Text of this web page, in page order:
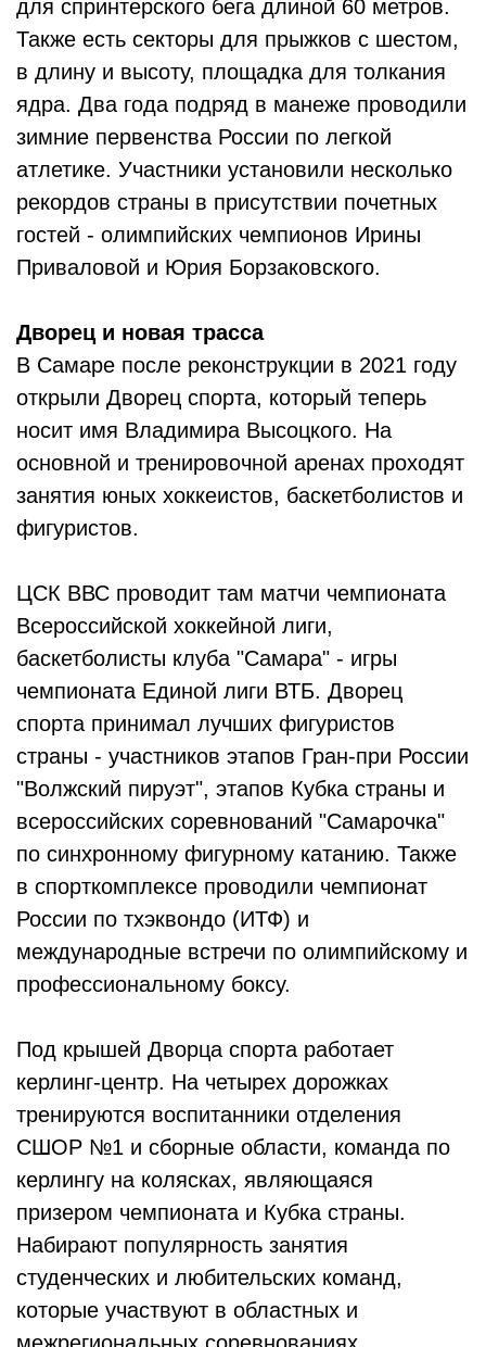
для спринтерского бега длиной 60 метров.
Также есть секторы для прыжков с шестом,
в длину и высоту, площадка для толкания
ядра. Два года подряд в манеже проводили
зимние первенства России по легкой
атлетике. Участники установили несколько
рекордов страны в присутствии почетных
гостей - олимпийских чемпионов Ирины
Приваловой и Юрия Борзаковского.
Дворец и новая трасса
В Самаре после реконструкции в 2021 году
открыли Дворец спорта, который теперь
носит имя Владимира Высоцкого. На
основной и тренировочной аренах проходят
занятия юных хоккеистов, баскетболистов и
фигуристов.
ЦСК ВВС проводит там матчи чемпионата
Всероссийской хоккейной лиги,
баскетболисты клуба "Самара" - игры
чемпионата Единой лиги ВТБ. Дворец
спорта принимал лучших фигуристов
страны - участников этапов Гран-при России
"Волжский пируэт", этапов Кубка страны и
всероссийских соревнований "Самарочка"
по синхронному фигурному катанию. Также
в спорткомплексе проводили чемпионат
России по тхэквондо (ИТФ) и
международные встречи по олимпийскому и
профессиональному боксу.
Под крышей Дворца спорта работает
керлинг-центр. На четырех дорожках
тренируются воспитанники отделения
СШОР №1 и сборные области, команда по
керлингу на коляс­ках, являющаяся
призером чемпионата и Кубка страны.
Набирают популярность занятия
студенческих и любительских команд,
которые участвуют в областных и